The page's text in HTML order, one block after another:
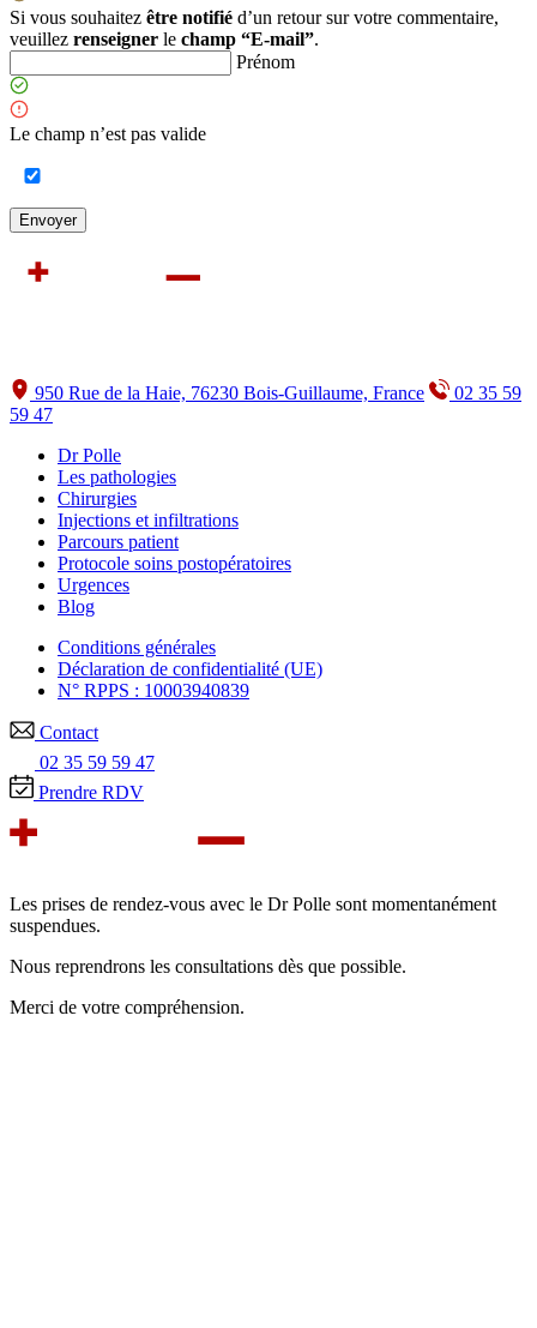
Si vous souhaitez être notifié d’un retour sur votre commentaire,
veuillez renseigner le champ “E-mail”.
Prénom
Le champ n’est pas valide
950 Rue de la Haie, 76230 Bois-Guillaume, France
02 35 59
59 47
Dr Polle
Les pathologies
Chirurgies
Injections et infiltrations
Parcours patient
Protocole soins postopératoires
Urgences
Blog
Conditions générales
Déclaration de confidentialité (UE)
N° RPPS : 10003940839
Contact
02 35 59 59 47
Prendre RDV
Les prises de rendez-vous avec le Dr Polle sont momentanément
suspendues.
Nous reprendrons les consultations dès que possible.
Merci de votre compréhension.